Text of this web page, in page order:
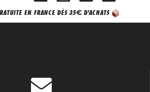
EN FRANCE DÈS 35€ D'ACHATS